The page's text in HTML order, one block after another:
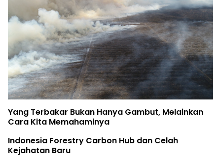
Yang Terbakar Bukan Hanya Gambut, Melainkan
Cara Kita Memahaminya
Indonesia Forestry Carbon Hub dan Celah
Kejahatan Baru